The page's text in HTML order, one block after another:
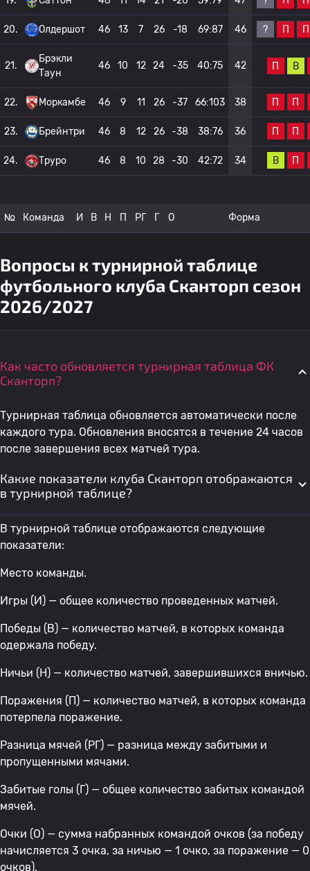
20. Олдершот 46 13 7 26 -18 69:87 46 ? П П
21.
Брэкли
Таун
46 10 12 24 -35 40:75 42 П В
22. Моркамбе 46 9 11 26 -37 66:103 38 П П
23. Брейнтри 46 8 12 26 -38 38:76 36 П П
24. Труро 46 8 10 28 -30 42:72 34 В П
№ Команда И В Н П РГ Г О Форма
Вопросы к турнирной таблице
футбольного клуба Сканторп сезон
2026/2027
Как часто обновляется турнирная таблица ФК
Сканторп?
Турнирная таблица обновляется автоматически после
каждого тура. Обновления вносятся в течение 24 часов
после завершения всех матчей тура.
Какие показатели клуба Сканторп отображаются
в турнирной таблице?
В турнирной таблице отображаются следующие
показатели:
Место команды.
Игры (И) — общее количество проведенных матчей.
Победы (В) — количество матчей, в которых команда
одержала победу.
Ничьи (Н) — количество матчей, завершившихся вничью.
Поражения (П) — количество матчей, в которых команда
потерпела поражение.
Разница мячей (РГ) — разница между забитыми и
пропущенными мячами.
Забитые голы (Г) — общее количество забитых командой
мячей.
Очки (О) — сумма набранных командой очков (за победу
начисляется 3 очка, за ничью — 1 очко, за поражение — 0
очков).